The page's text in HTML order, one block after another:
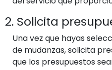
2. Solicita
Una vez que hayas
de mudanzas, solicita
que los presupuestos